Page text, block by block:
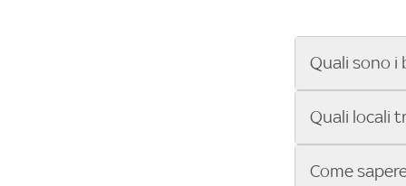
Quali sono i
Se cerchi un
ENILIVE, la
Sky Bar ti
Quali locali
Vuoi sapere
Come